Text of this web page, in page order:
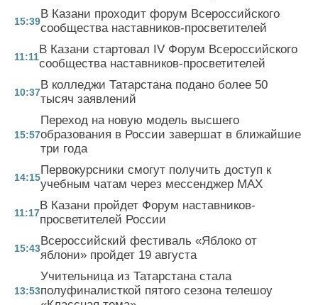
15:39
В Казани проходит форум Всероссийского
сообщества наставников-просветителей
11:11
В Казани стартовал IV Форум Всероссийского
сообщества наставников-просветителей
10:37
В колледжи Татарстана подано более 50
тысяч заявлений
15:57
Переход на новую модель высшего
образования в России завершат в ближайшие
три года
14:15
Первокурсники смогут получить доступ к
учебным чатам через мессенджер MAX
11:17
В Казани пройдет Форум наставников-
просветителей России
15:43
Всероссийский фестиваль «Яблоко от
яблони» пройдет 19 августа
13:53
Учительница из Татарстана стала
полуфиналисткой пятого сезона телешоу